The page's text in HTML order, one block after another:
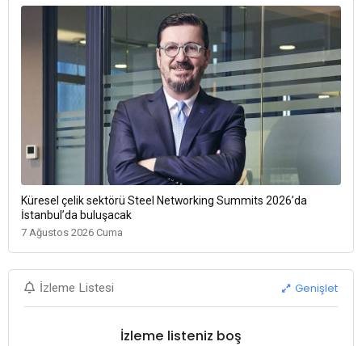
Küresel çelik sektörü Steel Networking Summits 2026’da
İstanbul’da buluşacak
7 Ağustos 2026 Cuma
İzleme Listesi Genişlet
İzleme listeniz boş